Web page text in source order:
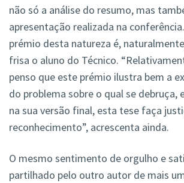
não só a análise do resumo, mas
apresentação realizada na
prémio desta natureza é,
frisa o aluno do Técnico.
penso que este prémio ilustra bem a
do problema sobre o qual se debruça,
na sua versão final, esta tese faça
reconhecimento”, acrescenta ainda.
O mesmo sentimento de orgulho e
partilhado pelo outro autor de mais